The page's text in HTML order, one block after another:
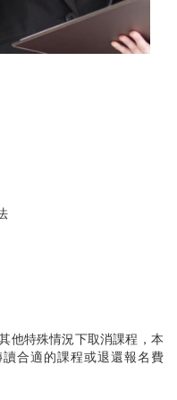
他特殊情況下取消課程，本
合適的課程或退還報名費